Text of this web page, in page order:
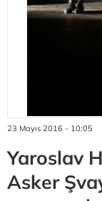
23 Mayıs 2016 - 10:05
Yaroslav
Asker